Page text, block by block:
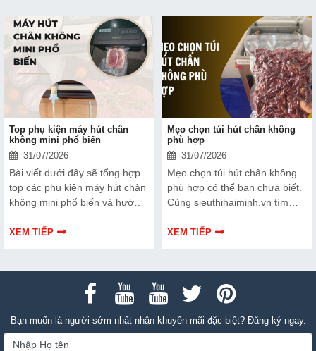
Top phụ kiện máy hút chân
không mini phổ biến
31/07/2026
Bài viết dưới đây sẽ tổng hợp
top các phụ kiện máy hút chân
không mini phổ biến và hướng
chuẩn kỹ thuật ngay tại nhà.
XEM TIẾP
Mẹo chọn túi hút chân không
phù hợp
31/07/2026
Mẹo chọn túi hút chân không
phù hợp có thể bạn chưa biết.
Cùng sieuthihaiminh.vn tìm
thông tin bài viết dưới đây nhé!
XEM TIẾP
Bạn muốn là người sớm nhất nhận khuyến mãi đặc biệt? Đăng ký ngay.